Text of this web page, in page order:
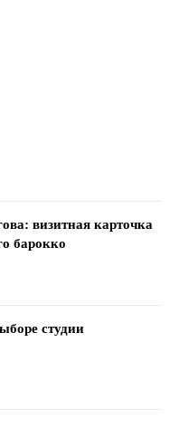
визитная карточка
барокко
студии